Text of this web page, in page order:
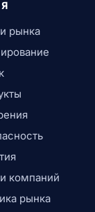
рынка
компаний
рынка